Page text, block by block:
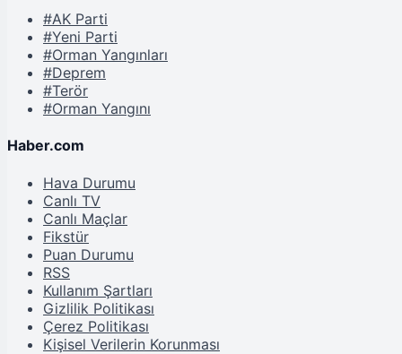
#AK Parti
#Yeni Parti
#Orman Yangınları
#Deprem
#Terör
#Orman Yangını
Haber.com
Hava Durumu
Canlı TV
Canlı Maçlar
Fikstür
Puan Durumu
RSS
Kullanım Şartları
Gizlilik Politikası
Çerez Politikası
Kişisel Verilerin Korunması